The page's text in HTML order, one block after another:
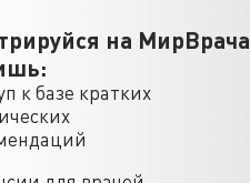
на МирВрача
к базе кратких